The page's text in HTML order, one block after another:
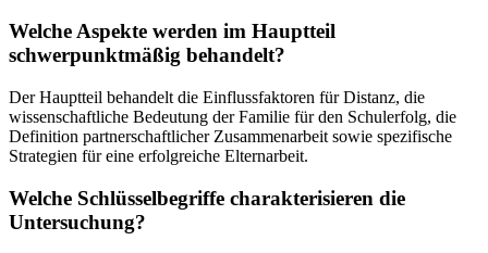
Welche Aspekte werden im Hauptteil
schwerpunktmäßig behandelt?
Der Hauptteil behandelt die Einflussfaktoren für Distanz, die
wissenschaftliche Bedeutung der Familie für den Schulerfolg, die
Definition partnerschaftlicher Zusammenarbeit sowie spezifische
Strategien für eine erfolgreiche Elternarbeit.
Welche Schlüsselbegriffe charakterisieren die
Untersuchung?